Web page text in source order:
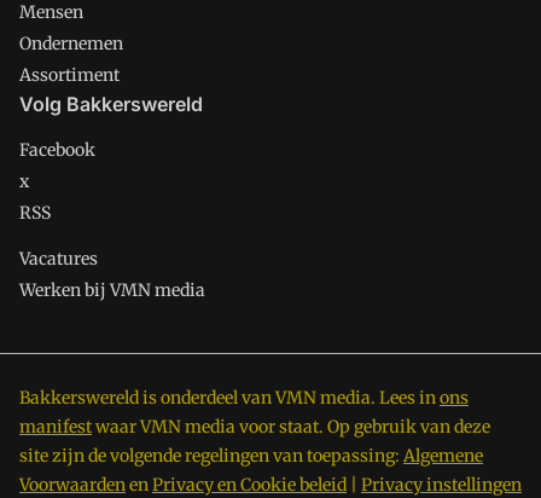
Mensen
Ondernemen
Assortiment
Volg Bakkerswereld
Facebook
x
RSS
Vacatures
Werken bij VMN media
Bakkerswereld is onderdeel van VMN media. Lees inons
manifestwaar VMN media voor staat. Op gebruik van deze
site zijn de volgende regelingen van toepassing: Algemene
VoorwaardenenPrivacy en Cookie beleid Privacy instellingen